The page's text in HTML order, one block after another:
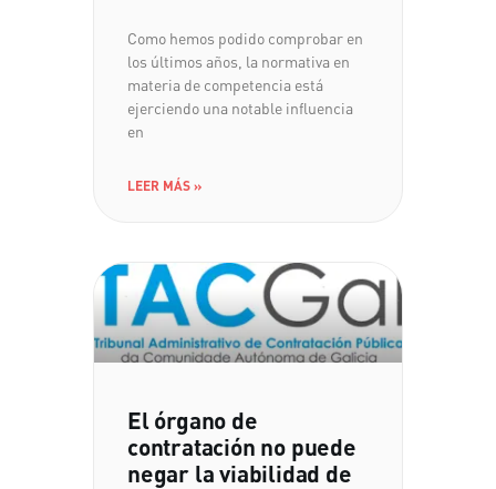
Como hemos podido comprobar en
los últimos años, la normativa en
materia de competencia está
ejerciendo una notable influencia
en
LEER MÁS »
El órgano de
contratación no puede
negar la viabilidad de